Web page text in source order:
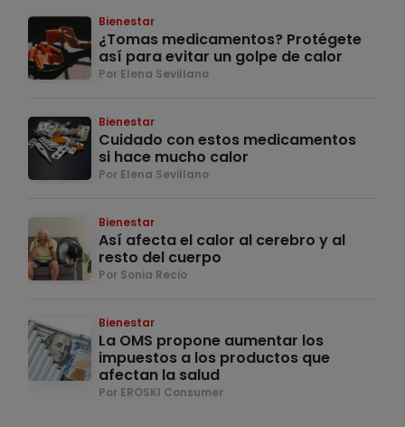
Bienestar
¿Tomas medicamentos? Protégete
así para evitar un golpe de calor
Por Elena Sevillano
Bienestar
Cuidado con estos medicamentos
si hace mucho calor
Por Elena Sevillano
Bienestar
Así afecta el calor al cerebro y al
resto del cuerpo
Por Sonia Recio
Bienestar
La OMS propone aumentar los
impuestos a los productos que
afectan la salud
Por EROSKI Consumer